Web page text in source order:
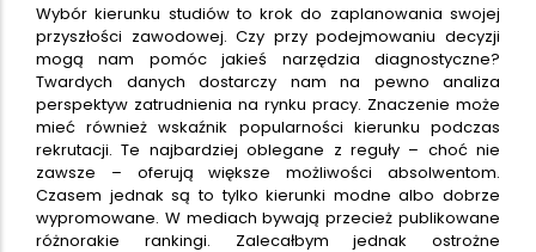
Wybór kierunku studiów to krok do zaplanowania swojej
przyszłości zawodowej. Czy przy podejmowaniu decyzji
mogą nam pomóc jakieś narzędzia diagnostyczne?
Twardych danych dostarczy nam na pewno analiza
perspektyw zatrudnienia na rynku pracy. Znaczenie może
mieć również wskaźnik popularności kierunku podczas
rekrutacji. Te najbardziej oblegane z reguły – choć nie
zawsze – oferują większe możliwości absolwentom.
Czasem jednak są to tylko kierunki modne albo dobrze
wypromowane. W mediach bywają przecież publikowane
różnorakie rankingi. Zalecałbym jednak ostrożne